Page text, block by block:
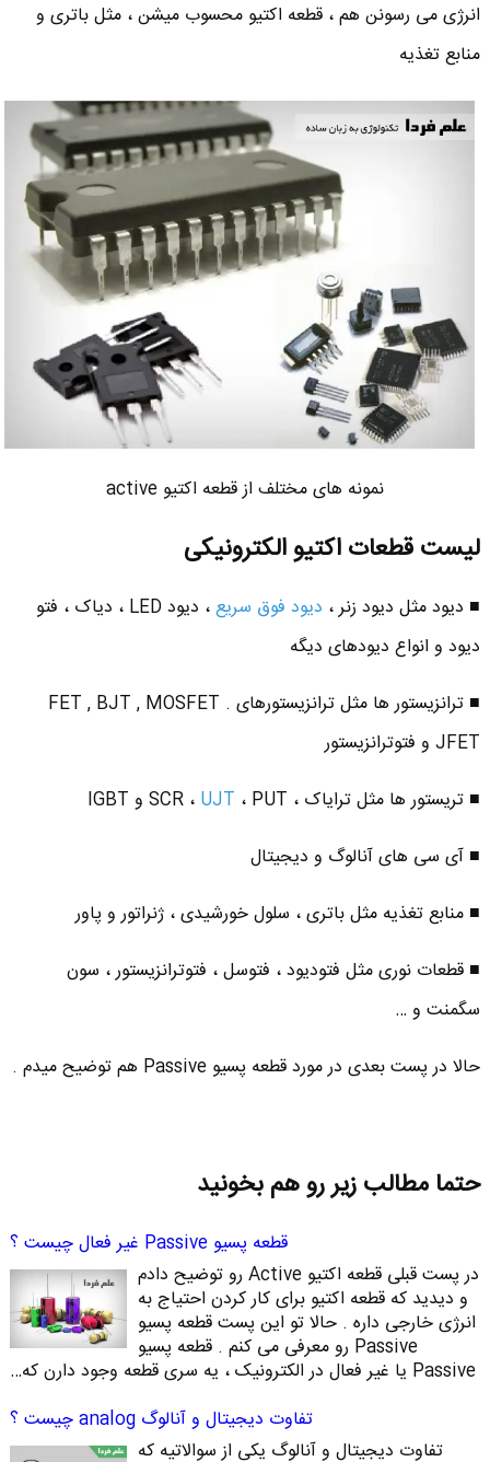
انرژی می رسونن هم ، قطعه اکتیو محسوب میشن ، مثل باتری و
منابع تغذیه
نمونه های مختلف از قطعه اکتیو active
لیست قطعات اکتیو الکترونیکی
■ دیود مثل دیود زنر ، دیود فوق سریع
، دیود LED ، دیاک ، فتو
دیود و انواع دیودهای دیگه
■ ترانزیستور ها مثل ترانزیستورهای FET , BJT , MOSFET .
JFET و فتوترانزیستور
■ تریستور ها مثل ترایاک ، SCR ،
UJT ، PUT و IGBT
■ آی سی های آنالوگ و دیجیتال
■ منابع تغذیه مثل باتری ، سلول خورشیدی ، ژنراتور و پاور
■ قطعات نوری مثل فتودیود ، فتوسل ، فتوترانزیستور ، سون
سگمنت و …
حالا در پست بعدی در مورد قطعه پسیو Passive هم توضیح میدم .
حتما مطالب زیر رو هم بخونید
قطعه پسیو Passive غیر فعال چیست ؟
در پست قبلی قطعه اکتیو Active رو توضیح دادم
و دیدید که قطعه اکتیو برای کار کردن احتیاج به
انرژی خارجی داره . حالا تو این پست قطعه پسیو
Passive رو معرفی می کنم . قطعه پسیو
Passive یا غیر فعال در الکترونیک ، یه سری قطعه وجود دارن که…
تفاوت دیجیتال و آنالوگ analog چیست ؟
تفاوت دیجیتال و آنالوگ یکی از سوالاتیه که